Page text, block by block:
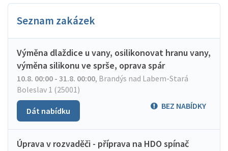
Seznam zakázek
Výměna dlaždice u vany, osilikonovat hranu vany,
výměna silikonu ve sprše, oprava spár
10.8. 00:00 - 31.8. 00:00, Brandýs nad Labem-Stará
Boleslav 1 (25001)
BEZ NABÍDKY
Dát nabídku
Úprava v rozvaděči - příprava na HDO spínač